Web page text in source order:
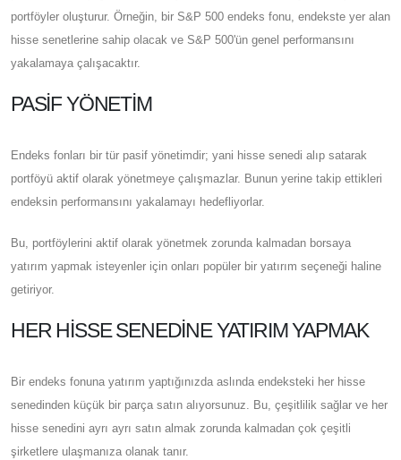
portföyler oluşturur. Örneğin, bir S&P 500 endeks fonu, endekste yer alan
hisse senetlerine sahip olacak ve S&P 500'ün genel performansını
yakalamaya çalışacaktır.
PASIF YÖNETIM
Endeks fonları bir tür pasif yönetimdir; yani hisse senedi alıp satarak
portföyü aktif olarak yönetmeye çalışmazlar. Bunun yerine takip ettikleri
endeksin performansını yakalamayı hedefliyorlar.
Bu, portföylerini aktif olarak yönetmek zorunda kalmadan borsaya
yatırım yapmak isteyenler için onları popüler bir yatırım seçeneği haline
getiriyor.
HER HISSE SENEDINE YATIRIM YAPMAK
Bir endeks fonuna yatırım yaptığınızda aslında endeksteki her hisse
senedinden küçük bir parça satın alıyorsunuz. Bu, çeşitlilik sağlar ve her
hisse senedini ayrı ayrı satın almak zorunda kalmadan çok çeşitli
şirketlere ulaşmanıza olanak tanır.